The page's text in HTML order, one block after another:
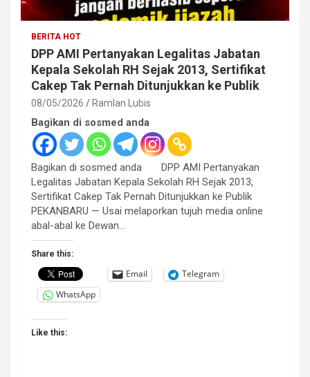
BERITA HOT
DPP AMI Pertanyakan Legalitas Jabatan
Kepala Sekolah RH Sejak 2013, Sertifikat
Cakep Tak Pernah Ditunjukkan ke Publik
08/05/2026 Ramlan Lubis
Bagikan di sosmed anda
Bagikan di sosmed anda DPP AMI Pertanyakan
Legalitas Jabatan Kepala Sekolah RH Sejak 2013,
Sertifikat Cakep Tak Pernah Ditunjukkan ke Publik
PEKANBARU — Usai melaporkan tujuh media online
abal-abal ke Dewan…
Share this:
Email
Telegram
WhatsApp
Like this: